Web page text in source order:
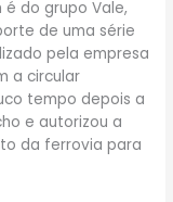
do grupo Vale,
de uma série
pela empresa
a circular
tempo depois a
e autorizou a
da ferrovia para